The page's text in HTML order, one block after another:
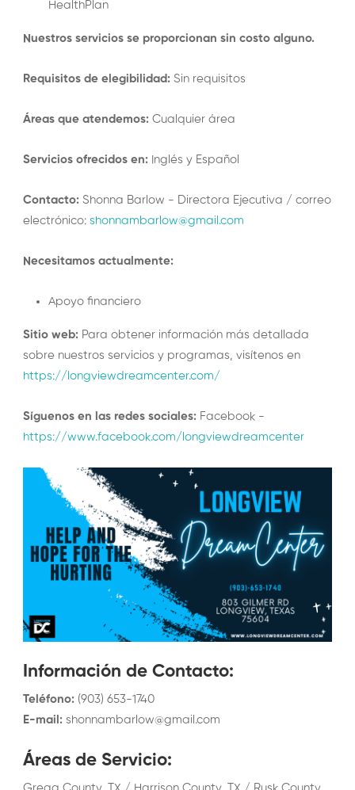
HealthPlan
Nuestros servicios se proporcionan sin costo alguno.
Requisitos de elegibilidad:Sin requisitos
Áreas que atendemos:Cualquier área
Servicios ofrecidos en:Inglés y Español
Contacto:Shonna Barlow - Directora Ejecutiva / correo
electrónico: shonnambarlow@gmail.com
Necesitamos actualmente:
Apoyo financiero
Sitio web:Para obtener información más detallada
sobre nuestros servicios y programas, visítenos en
https://longviewdreamcenter.com/
Síguenos en las redes sociales:Facebook -
https://www.facebook.com/longviewdreamcenter
Información de Contacto:
Teléfono: (903) 653-1740
E-mail : shonnambarlow@gmail.com
Áreas de Servicio: